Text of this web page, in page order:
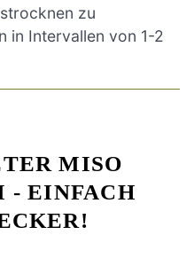
zu
in Intervallen von 1-2
MISO
- EINFACH